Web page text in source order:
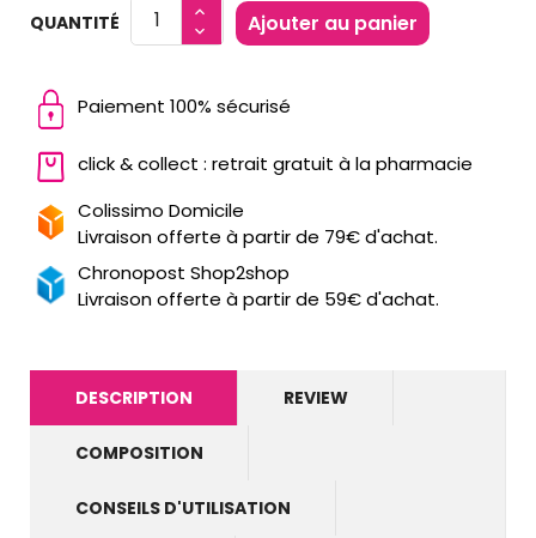
QUANTITÉ Ajouter au panier
Paiement 100% sécurisé
click & collect : retrait gratuit à la pharmacie
Colissimo Domicile
Livraison offerte à partir de 79€ d'achat.
Chronopost Shop2shop
Livraison offerte à partir de 59€ d'achat.
DESCRIPTION REVIEW
COMPOSITION
CONSEILS D'UTILISATION